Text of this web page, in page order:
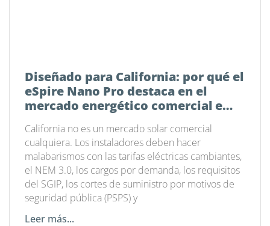
Diseñado para California: por qué el
eSpire Nano Pro destaca en el
mercado energético comercial e
California no es un mercado solar comercial
cualquiera. Los instaladores deben hacer
malabarismos con las tarifas eléctricas cambiantes,
el NEM 3.0, los cargos por demanda, los requisitos
del SGIP, los cortes de suministro por motivos de
seguridad pública (PSPS) y
Leer más...